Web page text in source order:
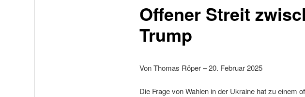
Offener Streit
Trump
Von Thomas Röper – 20. Februar 2025
Die Frage von Wahlen in der Ukraine hat zu einem